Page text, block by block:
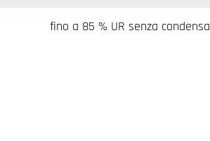
fino a 85 % UR senza condensa